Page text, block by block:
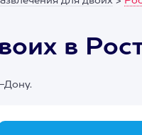
в
Дону.